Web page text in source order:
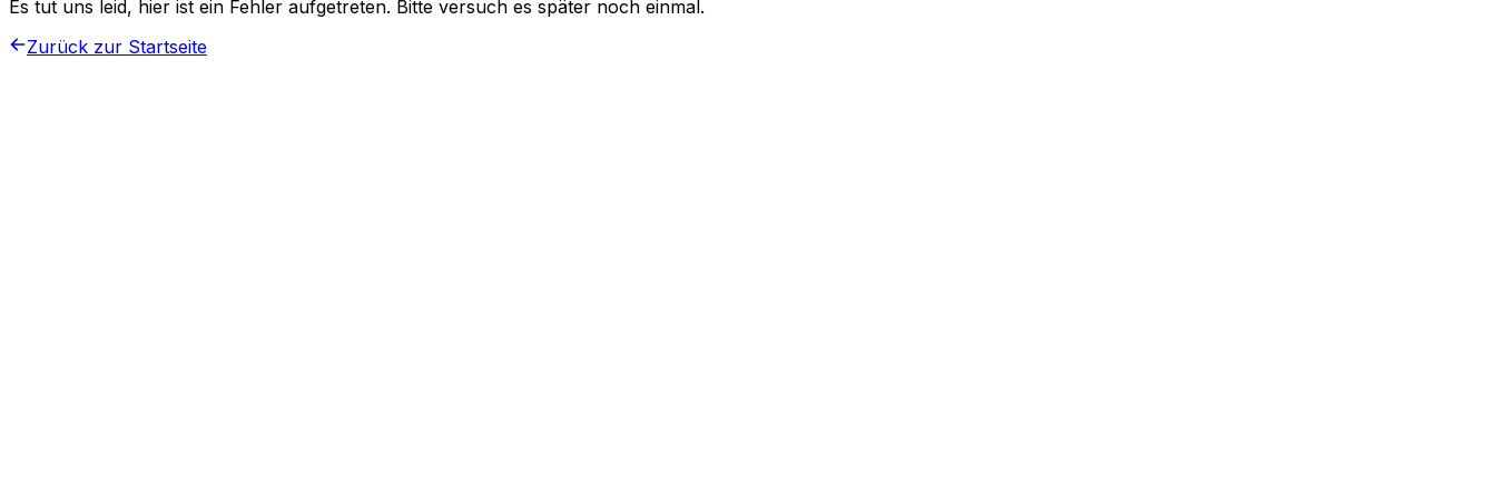
Es tut uns leid, hier ist ein Fehler aufgetreten. Bitte versuch es später noch einmal.
Zurück zur Startseite